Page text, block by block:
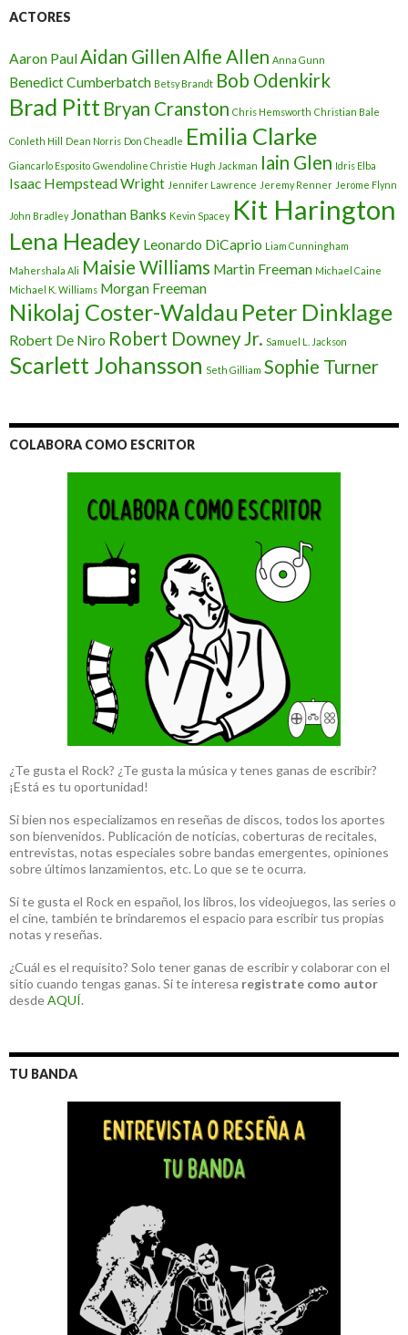
ACTORES
Aaron PaulAidan GillenAlfie Allen Anna Gunn
Benedict Cumberbatch Betsy Brandt Bob Odenkirk
Brad Pitt Bryan Cranston Chris Hemsworth Christian Bale
Conleth Hill Dean Norris Don Cheadle Emilia Clarke
Giancarlo Esposito Gwendoline Christie Hugh Jackman Iain Glen Idris Elba
Isaac Hempstead Wright Jennifer Lawrence Jeremy Renner Jerome Flynn
John Bradley Jonathan Banks Kevin Spacey Kit Harington
Lena Headey Leonardo DiCaprio Liam Cunningham
Mahershala Ali Maisie Williams Martin Freeman Michael Caine
Michael K. Williams Morgan Freeman
Nikolaj Coster-Waldau Peter Dinklage
Robert De Niro Robert Downey Jr. Samuel L. Jackson
Scarlett Johansson Seth Gilliam Sophie Turner
COLABORA COMO ESCRITOR
¿Te gusta el Rock? ¿Te gusta la música y tenes ganas de escribir?
¡Está es tu oportunidad!
Si bien nos especializamos en reseñas de discos, todos los aportes
son bienvenidos. Publicación de noticias, coberturas de recitales,
entrevistas, notas especiales sobre bandas emergentes, opiniones
sobre últimos lanzamientos, etc. Lo que se te ocurra.
Si te gusta el Rock en español, los libros, los videojuegos, las series o
el cine, también te brindaremos el espacio para escribir tus propias
notas y reseñas.
¿Cuál es el requisito? Solo tener ganas de escribir y colaborar con el
sitio cuando tengas ganas. Si te interesa registrate como autor
desdeAQUÍ.
TU BANDA